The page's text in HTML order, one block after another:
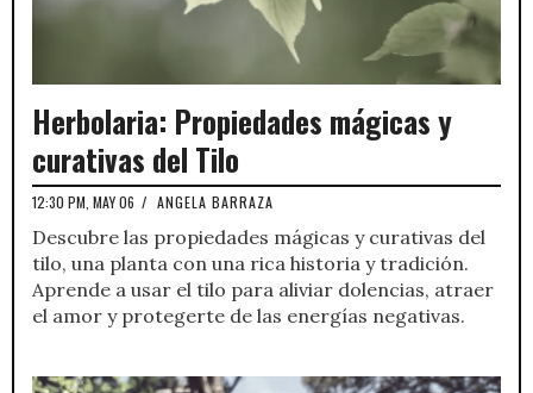
Herbolaria: Propiedades mágicas y
curativas del Tilo
12:30 PM, MAY 06 / ANGELA BARRAZA
Descubre las propiedades mágicas y curativas del
tilo, una planta con una rica historia y tradición.
Aprende a usar el tilo para aliviar dolencias, atraer
el amor y protegerte de las energías negativas.